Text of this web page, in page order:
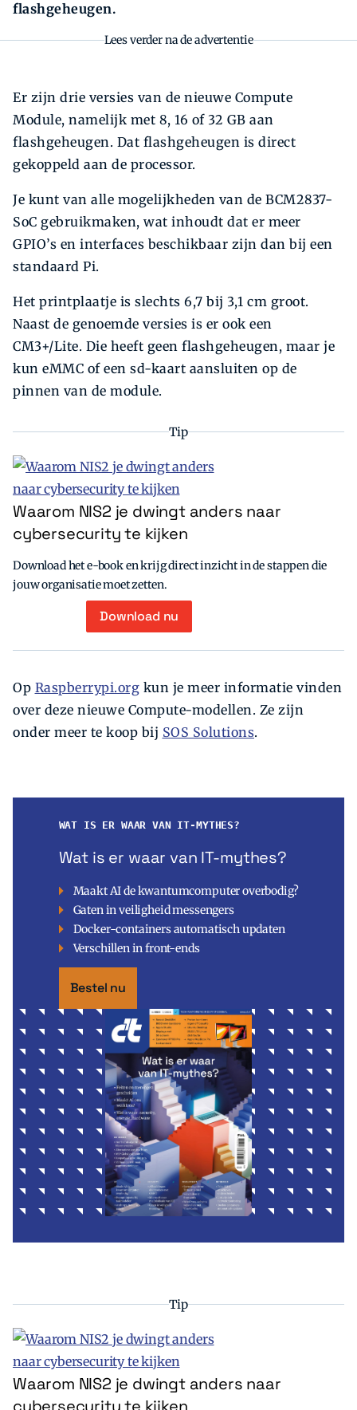
flashgeheugen.
Lees verder na de advertentie
Er zijn drie versies van de nieuwe Compute
Module, namelijk met 8, 16 of 32 GB aan
flashgeheugen. Dat flashgeheugen is direct
gekoppeld aan de processor.
Je kunt van alle mogelijkheden van de BCM2837-
SoC gebruikmaken, wat inhoudt dat er meer
GPIO’s en interfaces beschikbaar zijn dan bij een
standaard Pi.
Het printplaatje is slechts 6,7 bij 3,1 cm groot.
Naast de genoemde versies is er ook een
CM3+/Lite. Die heeft geen flashgeheugen, maar je
kun eMMC of een sd-kaart aansluiten op de
pinnen van de module.
Tip
Waarom NIS2 je dwingt anders naar
cybersecurity te kijken
Download het e-book en krijg direct inzicht in de stappen die
jouw organisatie moet zetten.
Download nu
Op Raspberrypi.org kun je meer informatie vinden
over deze nieuwe Compute-modellen. Ze zijn
onder meer te koop bij SOS Solutions.
WAT IS ER WAAR VAN IT-MYTHES?
Wat is er waar van IT-mythes?
Maakt AI de kwantumcomputer overbodig?
Gaten in veiligheid messengers
Docker-containers automatisch updaten
Verschillen in front-ends
Bestel nu
Tip
Waarom NIS2 je dwingt anders naar